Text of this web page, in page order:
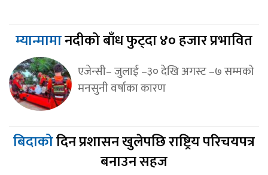
म्यान्मामानदीको बाँध फुट्दा ४० हजार प्रभावित
एजेन्सी– जुलाई –३० देखि अगस्ट –७ सम्मको
मनसुनी वर्षाका कारण
बिदाकोदिन प्रशासन खुलेपछि राष्ट्रिय परिचयपत्र
बनाउन सहज